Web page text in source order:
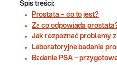
Spis treści:
Prostata – co to jest?
Za co odpowiada
Jak rozpoznać problemy
Laboratoryjne badania
Badanie PSA –